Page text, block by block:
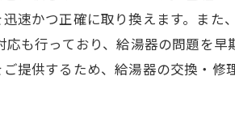
速かつ正確に取り換えます。また
も行っており、給湯器の問題を早
提供するため、給湯器の交換・修